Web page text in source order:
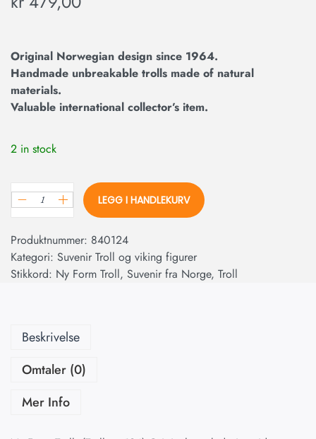
Original Norwegian design since 1964.
Handmade unbreakable trolls made of natural
materials.
Valuable international collector’s item.
2 in stock
LEGG I HANDLEKURV
Produktnummer: 840124
Kategori: Suvenir Troll og viking figurer
Stikkord: Ny Form Troll, Suvenir fra Norge, Troll
Beskrivelse
Omtaler (0)
Mer Info